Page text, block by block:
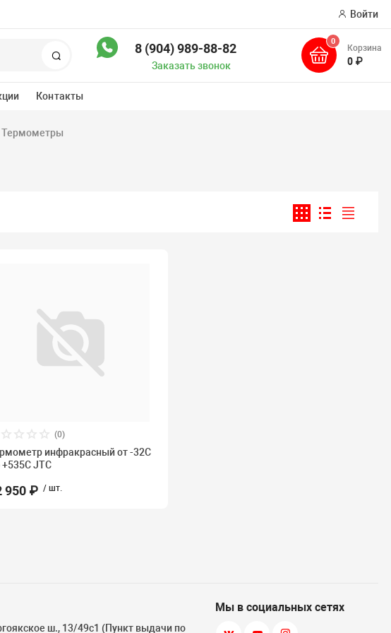
Войти
Поиск 8 (904) 989-88-82
Заказать звонок
0
Корзина
0 ₽
Контакты
Термометры
(0)
инфракрасный от -32С
+535С JTC
950 ₽ / шт.
ш., 13/49с1 (Пункт выдачи по
Мы в социальных сетях